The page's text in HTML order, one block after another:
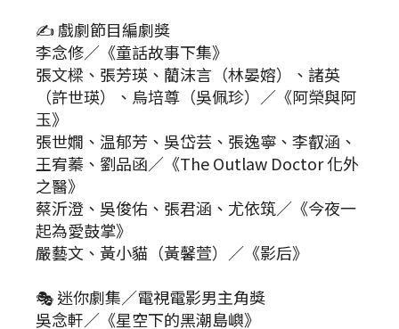
✍ 戲劇節目編劇獎
李念修／《童話故事下集》
張文樑、張芳瑛、藺沫言（林晏嫆）、諸英
（許世瑛）、烏培尊（吳佩珍）／《阿榮與阿
玉》
張世嫺、温郁芳、吳岱芸、張逸寧、李叡涵、
王宥蓁、劉品函／《The Outlaw Doctor 化外
之醫》
蔡沂澄、吳俊佑、張君涵、尤依筑／《今夜一
起為愛鼓掌》
嚴藝文、黃小貓（黃馨萱）／《影后》
🎭 迷你劇集／電視電影男主角獎
吳念軒／《星空下的黑潮島嶼》